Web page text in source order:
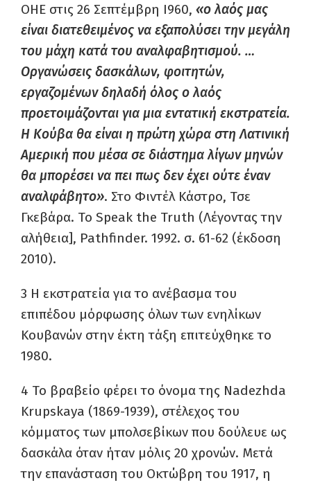
ΟΗΕ στις 26 Σεπτέμβρη I960, «ο λαός μας
είναι διατεθειμένος να εξαπολύσει την μεγάλη
του μάχη κατά του αναλφαβητισμού. …
Οργανώσεις δασκάλων, φοιτητών,
εργαζομένων δηλαδή όλος ο λαός
προετοιμάζονται για μια εντατική εκστρατεία.
Η Κούβα θα είναι η πρώτη χώρα στη Λατινική
Αμερική που μέσα σε διάστημα λίγων μηνών
θα μπορέσει να πει πως δεν έχει ούτε έναν
αναλφάβητο». Στο Φιντέλ Κάστρο, Τσε
Γκεβάρα. To Speak the Truth (Λέγοντας την
αλήθεια], Pathfinder. 1992. σ. 61-62 (έκδοση
2010).
3 Η εκστρατεία για το ανέβασμα του
επιπέδου μόρφωσης όλων των ενηλίκων
Κουβανών στην έκτη τάξη επιτεύχθηκε το
1980.
4 Το βραβείο φέρει το όνομα της Nadezhda
Krupskaya (1869-1939), στέλεχος του
κόμματος των μπολσεβίκων που δούλευε ως
δασκάλα όταν ήταν μόλις 20 χρονών. Μετά
την επανάσταση του Οκτώβρη του 1917, η